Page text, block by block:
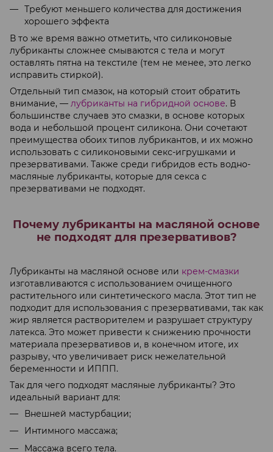
Требуют меньшего количества для достижения
хорошего эффекта
В то же время важно отметить, что силиконовые
лубриканты сложнее смываются с тела и могут
оставлять пятна на текстиле (тем не менее, это легко
исправить стиркой).
Отдельный тип смазок, на который стоит обратить
внимание, — лубриканты на гибридной основе. В
большинстве случаев это смазки, в основе которых
вода и небольшой процент силикона. Они сочетают
преимущества обоих типов лубрикантов, и их можно
использовать с силиконовыми секс-игрушками и
презервативами. Также среди гибридов есть водно-
масляные лубриканты, которые для секса с
презервативами не подходят.
Почему лубриканты на масляной основе
не подходят для презервативов?
Лубриканты на масляной основе или крем-смазки
изготавливаются с использованием очищенного
растительного или синтетического масла. Этот тип не
подходит для использования с презервативами, так как
жир является растворителем и разрушает структуру
латекса. Это может привести к снижению прочности
материала презервативов и, в конечном итоге, их
разрыву, что увеличивает риск нежелательной
беременности и ИППП.
Так для чего подходят масляные лубриканты? Это
идеальный вариант для:
Внешней мастурбации;
Интимного массажа;
Массажа всего тела.